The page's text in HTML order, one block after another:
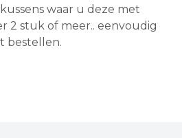
waar u deze met
2 stuk of meer.. eenvoudig
bestellen.